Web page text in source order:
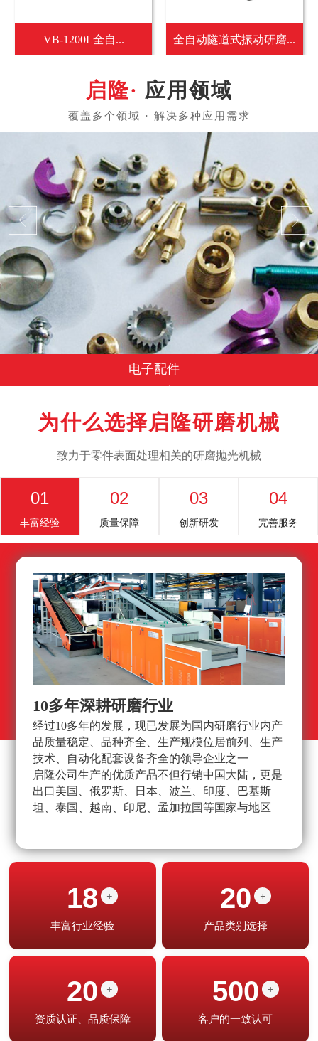
VB-1200L全自... 全自动隧道式振动研磨...
应用领域
电子配件
为什么选择启隆研磨机械
致力于零件表面处理相关的研磨抛光机械
01
丰富经验
02
质量保障
03
创新研发
04
完善服务
10多年深耕研磨行业
经过10多年的发展，现已发展为国内研磨行业内产
品质量稳定、品种齐全、生产规模位居前列、生产
技术、自动化配套设备齐全的领导企业之一
启隆公司生产的优质产品不但行销中国大陆，更是
出口美国、俄罗斯、日本、波兰、印度、巴基斯
坦、泰国、越南、印尼、孟加拉国等国家与地区
高
18 +
丰富行业经验
20 +
产品类别选择
20 +
资质认证、品质保障
500 +
客户的一致认可